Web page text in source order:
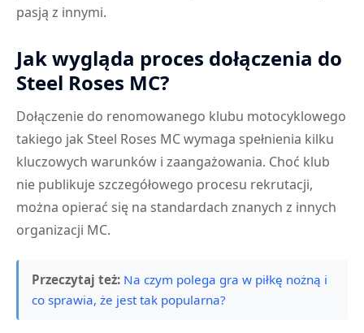
pasją z innymi.
Jak wygląda proces dołączenia do
Steel Roses MC?
Dołączenie do renomowanego klubu motocyklowego
takiego jak Steel Roses MC wymaga spełnienia kilku
kluczowych warunków i zaangażowania. Choć klub
nie publikuje szczegółowego procesu rekrutacji,
można opierać się na standardach znanych z innych
organizacji MC.
Przeczytaj też: Na czym polega gra w piłkę nożną i
co sprawia, że jest tak popularna?